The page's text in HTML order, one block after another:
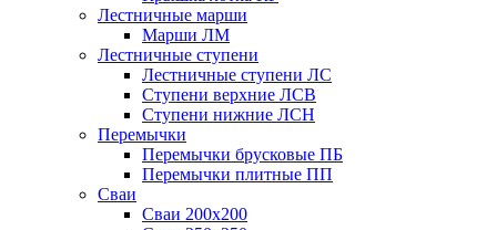
Лестничные марши
Марши ЛМ
Лестничные ступени
Лестничные ступени ЛС
Ступени верхние ЛСВ
Ступени нижние ЛСН
Перемычки
Перемычки брусковые ПБ
Перемычки плитные ПП
Сваи
Сваи 200х200